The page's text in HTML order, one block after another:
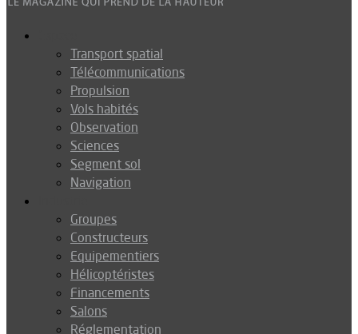
Transport spatial
Télécommunications
Propulsion
Vols habités
Observation
Sciences
Segment sol
Navigation
Groupes
Constructeurs
Equipementiers
Hélicoptéristes
Financements
Salons
Réglementation